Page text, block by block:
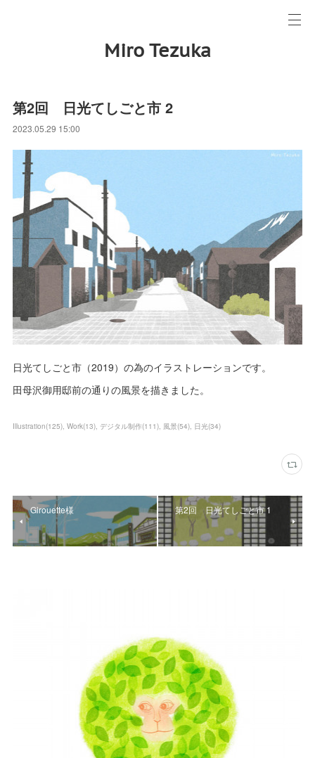
Miro Tezuka
第2回 日光てしごと市 2
2023.05.29 15:00
日光てしごと市（2019）の為のイラストレーションです。
田母沢御用邸前の通りの風景を描きました。
Illustration(125) Work(13) デジタル制作(111) 風景(54) 日光(34)
Girouette様 第2回 日光てしごと市 1